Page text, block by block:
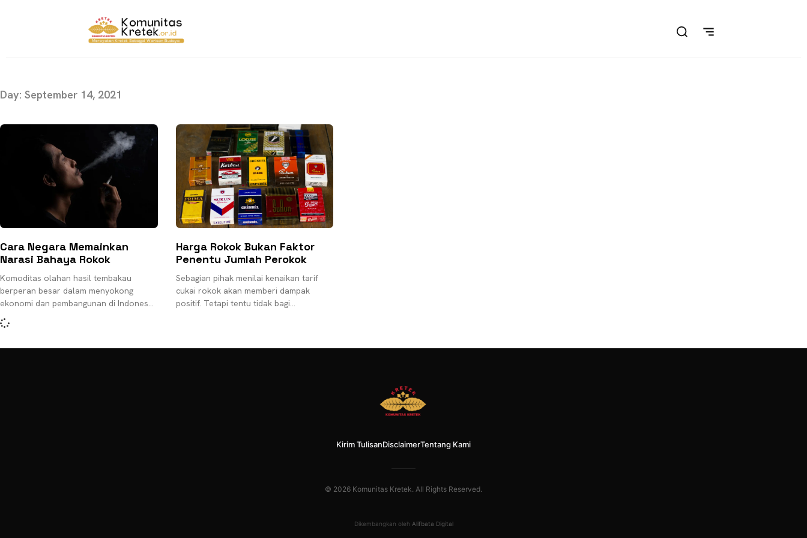
Day: September 14, 2021
Cara Negara Memainkan
Narasi Bahaya Rokok
Komoditas olahan hasil tembakau
berperan besar dalam menyokong
ekonomi dan pembangunan di Indonesia.
Akan tetapi mirisnya adalah sektor
tersebut dijadikan sapi perah
Harga Rokok Bukan Faktor
Penentu Jumlah Perokok
Sebagian pihak menilai kenaikan tarif
cukai rokok akan memberi dampak
positif. Tetapi tentu tidak bagi
Kirim TulisanDisclaimerTentang Kami
© 2026 Komunitas Kretek. All Rights Reserved.
Dikembangkan oleh Alifbata Digital